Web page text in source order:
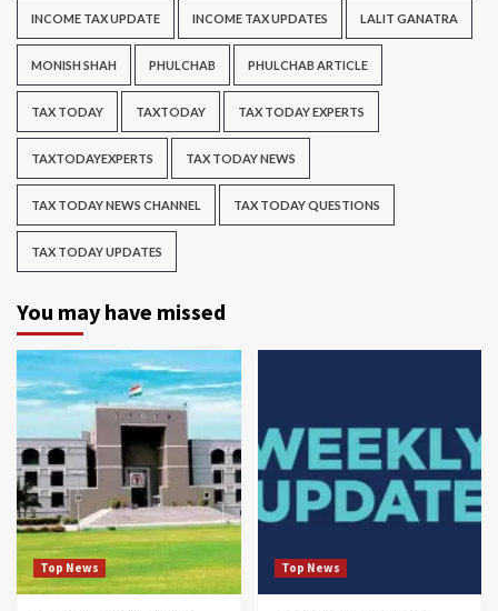
INCOME TAX UPDATE INCOME TAX UPDATES LALIT GANATRA
MONISH SHAH PHULCHAB PHULCHAB ARTICLE
TAX TODAY TAXTODAY TAX TODAY EXPERTS
TAXTODAYEXPERTS TAX TODAY NEWS
TAX TODAY NEWS CHANNEL TAX TODAY QUESTIONS
TAX TODAY UPDATES
You may have missed
Top News Top News